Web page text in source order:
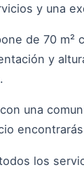
y una
de 70
y
una
los